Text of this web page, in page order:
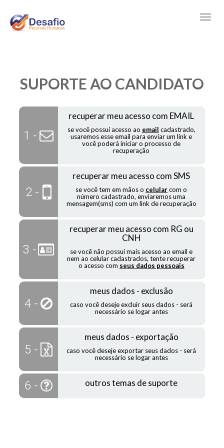
SUPORTE AO CANDIDATO
1 -
recuperar meu acesso com EMAIL
se você possui acesso ao email cadastrado,
usaremos esse email para enviar um link e
você poderá iniciar o processo de
recuperação
2 -
recuperar meu acesso com SMS
se você tem em mãos o celularcom o
número cadastrado, enviaremos uma
mensagem(sms) com um link de recuperação
3 -
recuperar meu acesso com RG ou
CNH
se você não possui mais acesso ao email e
nem ao celular cadastrados, tente recuperar
o acesso com seus dados pessoais
4 -
meus dados - exclusão
caso você deseje excluir seus dados - será
necessário se logar antes
5 -
meus dados - exportação
caso você deseje exportar seus dados - será
necessário se logar antes
6 - outros temas de suporte